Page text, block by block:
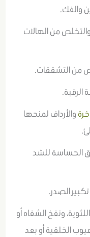
والفك.
من الهالات
من التشققات.
والأرداف لمنحها
الحساسة للشد
الصدر.
ونفخ الشفاه أو
الخلقية أو بعد